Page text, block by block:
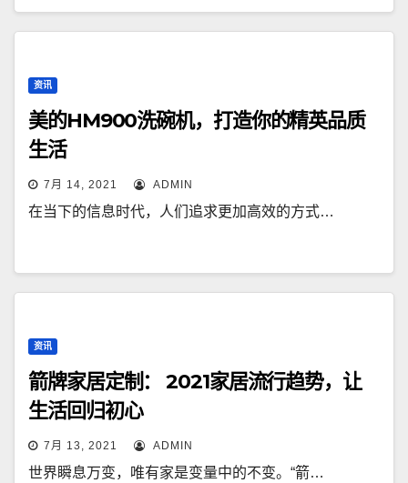
资讯
美的HM900洗碗机，打造你的精英品质
生活
7月 14, 2021 ADMIN
在当下的信息时代，人们追求更加高效的方式…
资讯
箭牌家居定制： 2021家居流行趋势，让
生活回归初心
7月 13, 2021 ADMIN
世界瞬息万变，唯有家是变量中的不变。“箭…